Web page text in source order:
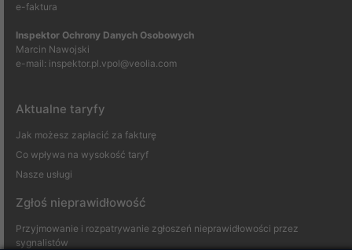
e-faktura
Inspektor Ochrony Danych Osobowych
Marcin Nawojski
e-mail: inspektor.pl.vpol@veolia.com
Aktualne taryfy
Jak możesz zapłacić za fakturę
Co wpływa na wysokość taryf
Nasze usługi
Zgłoś nieprawidłowość
Przyjmowanie i rozpatrywanie zgłoszeń nieprawidłowości przez
sygnalistów